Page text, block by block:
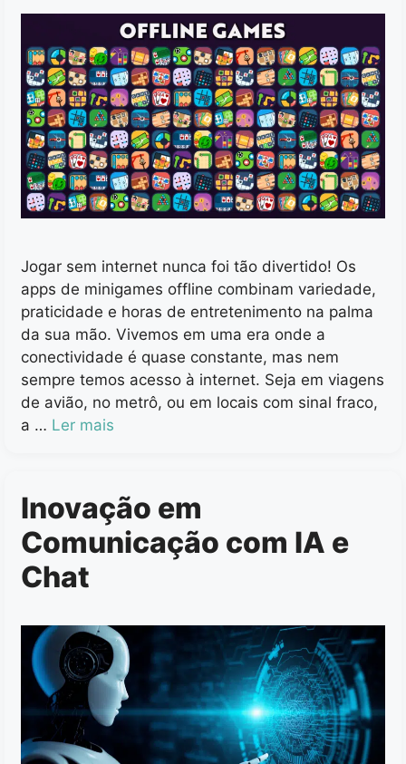
Jogar sem internet nunca foi tão divertido! Os
apps de minigames offline combinam variedade,
praticidade e horas de entretenimento na palma
da sua mão. Vivemos em uma era onde a
conectividade é quase constante, mas nem
sempre temos acesso à internet. Seja em viagens
de avião, no metrô, ou em locais com sinal fraco,
a … Ler mais
Inovação em
Comunicação com IA e
Chat